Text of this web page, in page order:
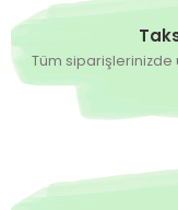
Tüm